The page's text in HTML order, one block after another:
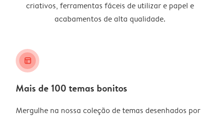
criativos, ferramentas fáceis de utilizar e papel e
acabamentos de alta qualidade.
layout_alt
Mais de 100 temas bonitos
Mergulhe na nossa coleção de temas desenhados por